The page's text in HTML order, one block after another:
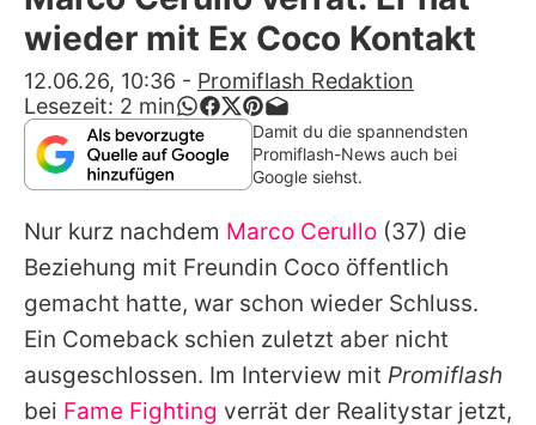
Alle Themen auf Promiflash
App runterladen
Team
Redaktionelle Richtlinien
Impressum
Datenschutzerklärung
Nutzungsbedingungen
wieder mit Ex Coco Kontakt
12.06.26, 10:36 - Promiflash Redaktion
Lesezeit: 2 min
Damit du die spannendsten
Promiflash-News auch bei
Google siehst.
Nur kurz nachdem Marco Cerullo (37) die
Beziehung mit Freundin Coco öffentlich
gemacht hatte, war schon wieder Schluss.
Ein Comeback schien zuletzt aber nicht
ausgeschlossen. Im Interview mit Promiflash
bei Fame Fighting verrät der Realitystar jetzt,